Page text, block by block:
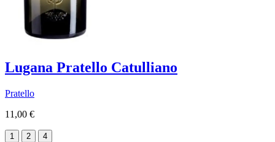
Lugana Pratello Catulliano
Pratello
11,00 €
1 2 4